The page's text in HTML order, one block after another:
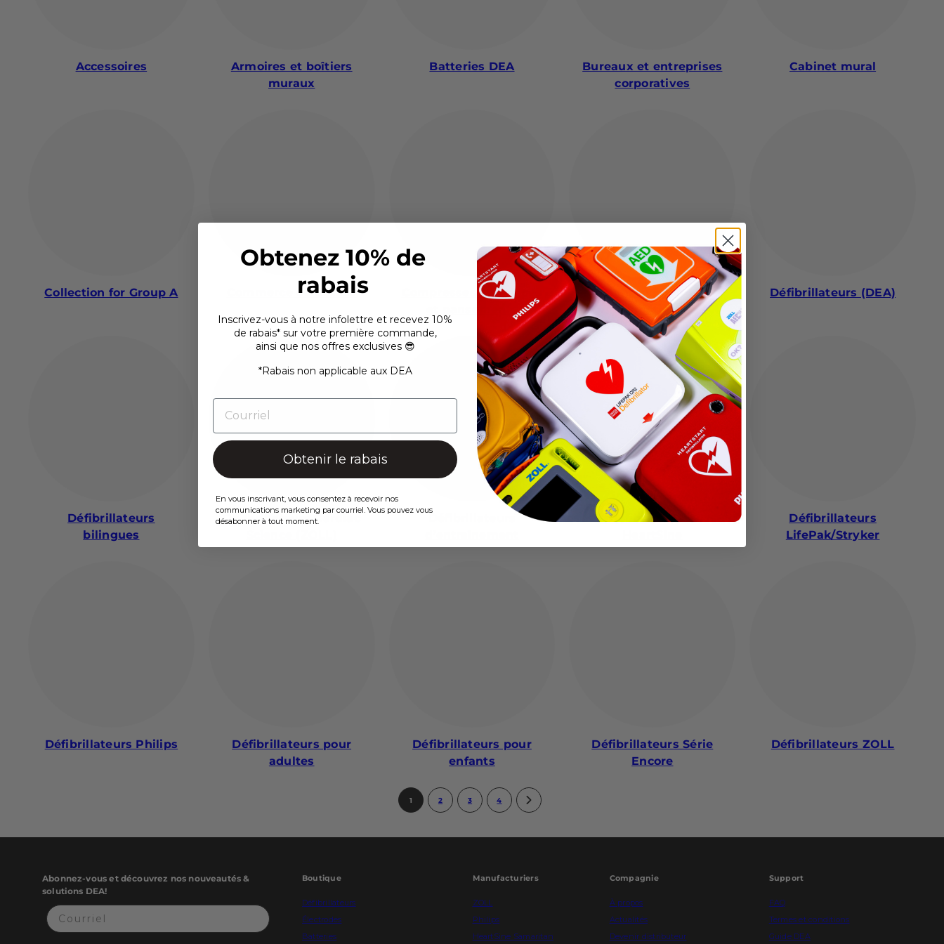
Accessoires
Armoires et boîtiers
muraux
Batteries DEA
Bureaux et entreprises
corporatives
Cabinet mural
Collection for Group A Commerce de détails
Compresses, bandages
et pansements
Construction et
chantiers
Défibrillateurs (DEA)
Défibrillateurs
bilingues
Défibrillateurs Cardiac
Défibrillateurs
Défibrillateurs
LifePak/Stryker
Défibrillateurs Philips
Défibrillateurs pour
adultes
Défibrillateurs pour
enfants
Défibrillateurs Série
Encore
Défibrillateurs ZOLL
1 2 3 4
Abonnez-vous et découvrez nos nouveautés &
solutions DEA!
Boutique
Défibrillateurs
Électrodes
Batteries
Manufacturiers
ZOLL
Philips
HeartSine Samaritan
Compagnie
À propos
Actualités
Devenir distributeur
Support
FAQ
Termes et conditions
Guide DEA
Obtenez 10% de
rabais
Inscrivez-vous à notre infolettre et recevez 10%
de rabais* sur votre première commande,
ainsi que nos offres exclusives 😎
*Rabais non applicable aux DEA
Obtenir le rabais
En vous inscrivant, vous consentez à recevoir nos
communications marketing par courriel. Vous pouvez vous
désabonner à tout moment.